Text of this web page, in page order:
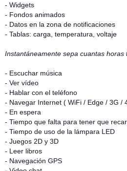
- Widgets
- Fondos animados
- Datos en la zona de notificaciones
- Tablas: carga, temperatura, voltaje
Instantáneamente sepa cuantas horas
- Escuchar música
- Ver vídeo
- Hablar con el teléfono
- Navegar Internet ( WiFi / Edge / 3G /
- En espera
- Tiempo que falta para tener que
- Tiempo de uso de la lámpara LED
- Juegos 2D y 3D
- Leer libros
- Navegación GPS